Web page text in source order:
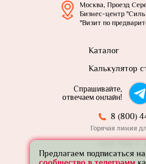
Москва, Проезд
Бизнес-центр
"Визит по
Каталог
Калькулятор
Спрашивайте,
отвечаем онлайн!
8 (800)
Горячая линия
ИНН:
Предлагаем подписаться